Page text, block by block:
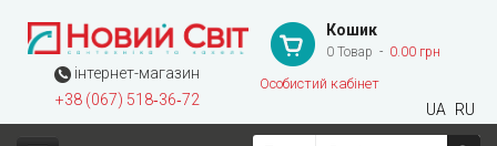
інтернет-магазин
+38 (067) 518‑36‑72
Кошик
0 Товар 0.00 грн
Особистий кабінет
UA RU